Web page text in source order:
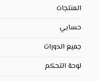
المنتجات
حسابي
جميع الدورات
لوحة التحكم